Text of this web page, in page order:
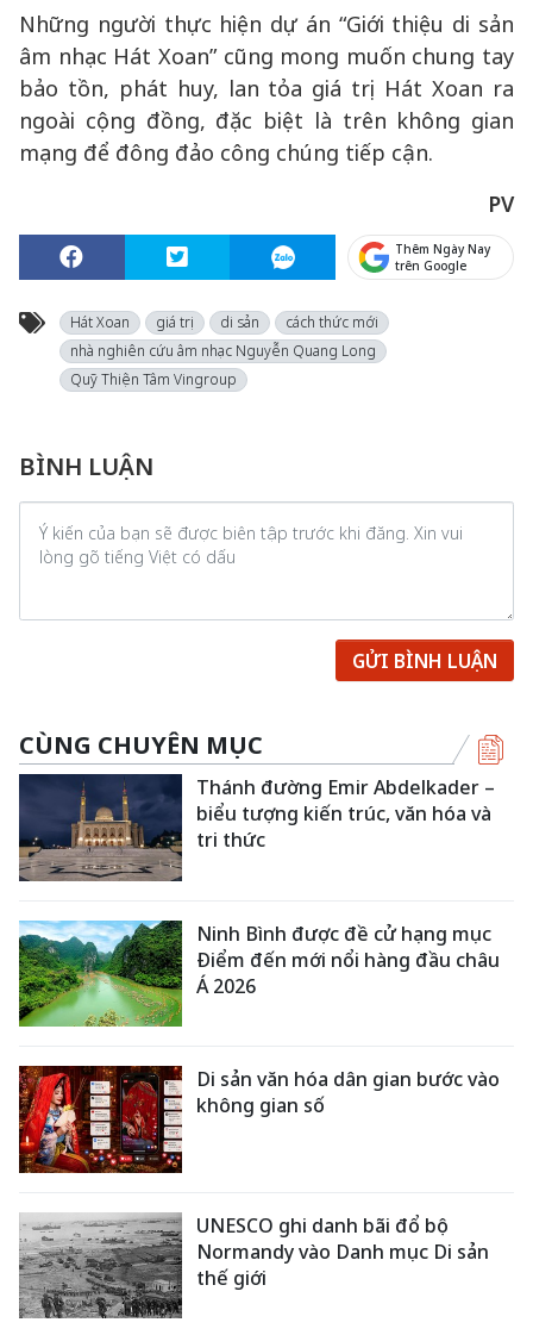
Những người thực hiện dự án “Giới thiệu di sản
âm nhạc Hát Xoan” cũng mong muốn chung tay
bảo tồn, phát huy, lan tỏa giá trị Hát Xoan ra
ngoài cộng đồng, đặc biệt là trên không gian
mạng để đông đảo công chúng tiếp cận.
PV
Thêm Ngày Nay
trên Google
Hát Xoan giá trị di sản
cách thức mới
nhà nghiên cứu âm nhạc Nguyễn Quang Long
Quỹ Thiện Tâm Vingroup
BÌNH LUẬN
GỬI BÌNH LUẬN
CÙNG CHUYÊN MỤC
Thánh đường Emir Abdelkader –
biểu tượng kiến trúc, văn hóa và
tri thức
Ninh Bình được đề cử hạng mục
Điểm đến mới nổi hàng đầu châu
Á 2026
Di sản văn hóa dân gian bước vào
không gian số
UNESCO ghi danh bãi đổ bộ
Normandy vào Danh mục Di sản
thế giới